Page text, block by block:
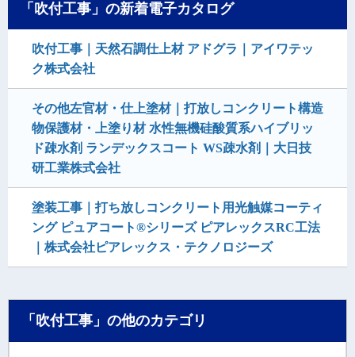
「吹付工事」の新着電子カタログ
吹付工事｜天然石調仕上材 アドグラ｜アイワテッ
ク株式会社
その他左官材・仕上塗材｜打放しコンクリート構造
物保護材・上塗り材 水性無機硅酸質系ハイブリッ
ド疎水剤 ランデックスコート WS疎水剤｜大日技
研工業株式会社
塗装工事｜打ち放しコンクリート用光触媒コーティ
ング ピュアコート®シリーズ ピアレックスRC工法
｜株式会社ピアレックス・テクノロジーズ
「吹付工事」の他のカテゴリ